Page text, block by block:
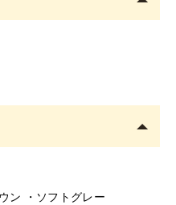
をしないでください。
ることをおすすめしま
化する恐れがありま
ン ・ソフトグレー